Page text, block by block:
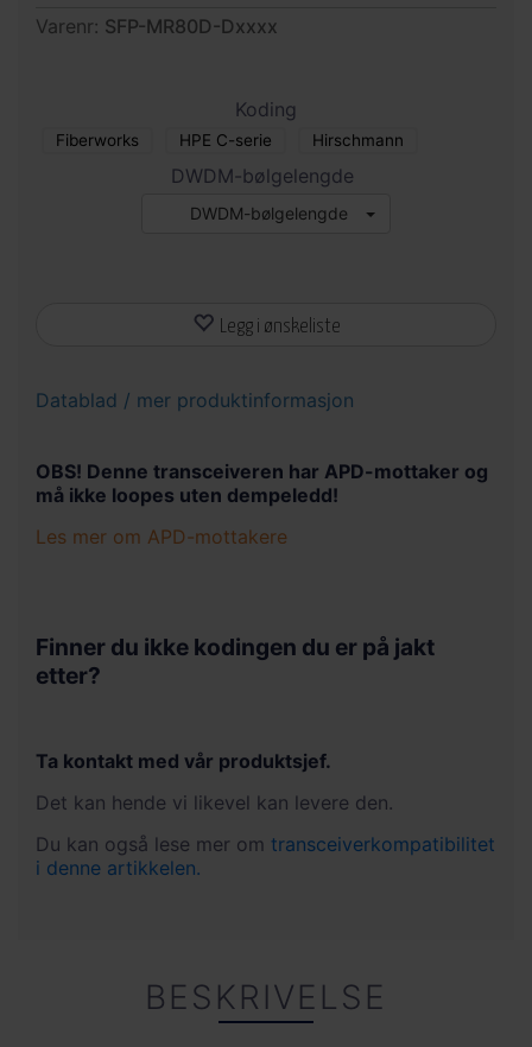
Varenr: SFP-MR80D-Dxxxx
Koding
Fiberworks HPE C-serie Hirschmann
DWDM-bølgelengde
DWDM-bølgelengde
Legg i ønskeliste
Datablad / mer produktinformasjon
OBS! Denne transceiveren har APD-mottaker og
må ikke loopes uten dempeledd!
gjør at den er veldig følsom men det er dermed
også begrenset hvor mye lys den tåler uten å bli
ødelagt. Det er derfor viktig at man ikke looper
15 dB dempeledd eller 40-60 km fiber.
Hvis man har hatt for sterkt lys inn på mottakeren
vil man få problemer med bitfeil eller å få link i det
hele tatt. Ofte vil det også se ut på Rx Power
Les mer om APD-mottakere
Finner du ikke kodingen du er på jakt
etter?
Ta kontakt med vår produktsjef.
Det kan hende vi likevel kan levere den.
Du kan også lese mer om transceiverkompatibilitet
i denne artikkelen.
BESKRIVELSE